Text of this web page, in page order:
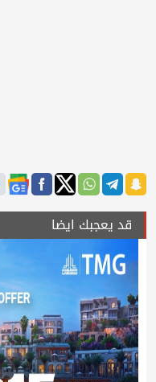
قد يعجبك ايضا